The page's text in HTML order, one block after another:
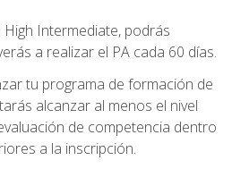
Intermediate, podrás
a realizar el PA cada 60 días.
tu programa de formación de
alcanzar al menos el nivel
de competencia dentro
a la inscripción.